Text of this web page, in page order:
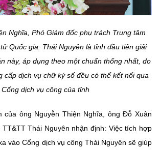
Cổng TTĐT - 18 Nguyễn Du, TP. Hà Nội
9506
Bộ Khoa Học và Công Nghệ
mst.gov.vn" khi phát hành lại thông tin từ
Nghĩa, Phó Giám đốc phụ trách Trung tâm
Quốc gia: Thái Nguyên là tỉnh đầu tiên giải
này, áp dụng theo một chuẩn thống nhất, do
cấp dịch vụ chữ ký số đều có thể kết nối qua
Cổng dịch vụ công của tỉnh
của ông Nguyễn Thiện Nghĩa, ông Đỗ Xuân
Thái Nguyên nhận định: Việc tích hợp
vào Cổng dịch vụ công Thái Nguyên sẽ giúp